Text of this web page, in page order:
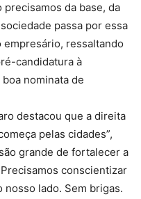
da base, da
passa por essa
empresário, ressaltando
candidatura à
nominata de
destacou que a direita
pelas cidades”,
grande de fortalecer a
conscientizar
nosso lado. Sem brigas.